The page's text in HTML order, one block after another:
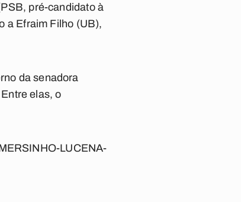
pré-candidato à
a Efraim Filho (UB),
da senadora
elas, o
LUCENA-